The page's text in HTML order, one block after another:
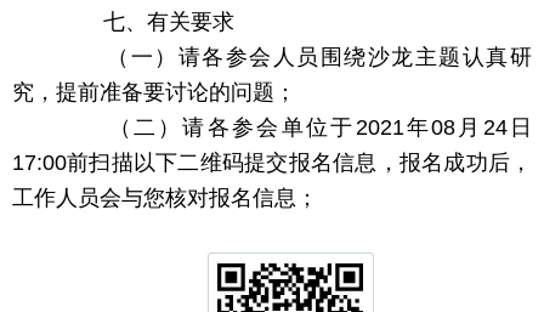
七、有关要求
（一）请各参会人员围绕沙龙主题认真研
究，提前准备要讨论的问题；
（二）请各参会单位于2021年08月24日
17:00前扫描以下二维码提交报名信息，报名成功后，
工作人员会与您核对报名信息；